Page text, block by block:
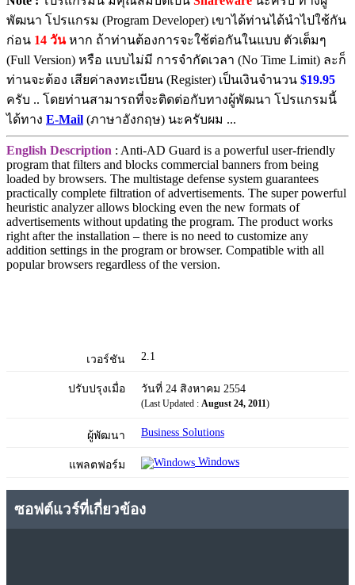
พัฒนา โปรแกรม (Program Developer) เขาได้ท่านได้นำไปใช้กัน
ก่อน 14 วันหาก ถ้าท่านต้องการจะใช้ต่อกันในแบบ ตัวเต็มๆ
(Full Version) หรือ แบบไม่มี การจำกัดเวลา (No Time Limit) ละก็
ท่านจะต้อง เสียค่าลงทะเบียน (Register) เป็นเงินจำนวน $19.95
ครับ .. โดยท่านสามารถที่จะติดต่อกับทางผู้พัฒนา โปรแกรมนี้
ได้ทาง E-Mail (ภาษาอังกฤษ) นะครับผม ...
English Description : Anti-AD Guard is a powerful user-friendly
program that filters and blocks commercial banners from being
loaded by browsers. The multistage defense system guarantees
practically complete filtration of advertisements. The super powerful
heuristic analyzer allows blocking even the new formats of
advertisements without updating the program. The product works
right after the installation – there is no need to customize any
addition settings in the program or browser. Compatible with all
popular browsers regardless of the version.
เวอร์ชัน 2.1
ปรับปรุงเมื่อ วันที่ 24 สิงหาคม 2554
(Last Updated : August 24, 2011)
ผู้พัฒนา Business Solutions
แพลตฟอร์ม Windows
ซอฟต์แวร์ที่เกี่ยวข้อง